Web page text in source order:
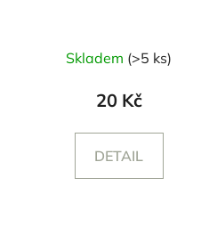
hodnocení
produktu
5,0
z
Skladem (>5 ks)
20 Kč
DETAIL